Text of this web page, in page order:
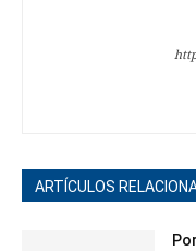
ARTÍCULOS